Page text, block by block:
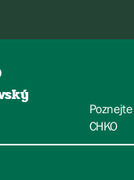
Poznejte
CHKO